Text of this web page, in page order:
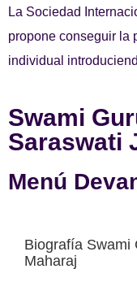
La Sociedad
propone conseguir la
individual
Swami
Saraswati
Menú
Biografía Swami
Maharaj